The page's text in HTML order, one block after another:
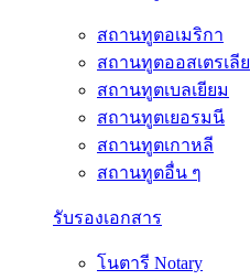
สถานทูตอเมริกา
สถานทูตออสเตรเลีย
สถานทูตเบลเยียม
สถานทูตเยอรมนี
สถานทูตเกาหลี
สถานทูตอื่น ๆ
รับรองเอกสาร
โนตารี Notary